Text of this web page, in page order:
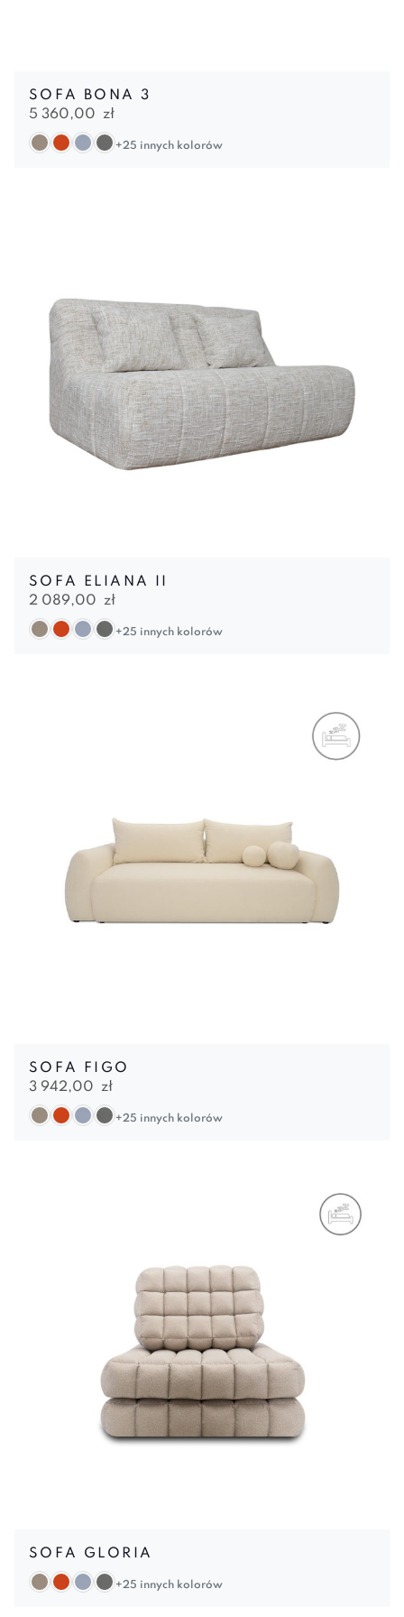
SOFA BONA 3
5 360,00 zł
+25 innych kolorów
SOFA ELIANA II
2 089,00 zł
+25 innych kolorów
SOFA FIGO
3 942,00 zł
+25 innych kolorów
SOFA GLORIA
+25 innych kolorów